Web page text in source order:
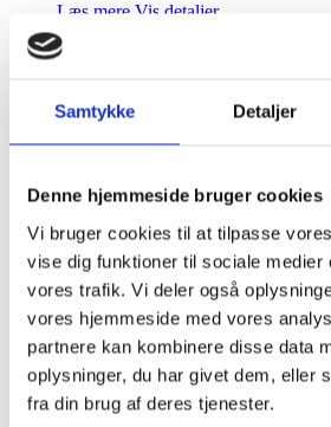
Samtykke Detaljer
Denne hjemmeside bruger cookies
Vi bruger cookies til at tilpasse
vise dig funktioner til sociale medier
vores trafik. Vi deler også
vores hjemmeside med vores
partnere kan kombinere disse data
oplysninger, du har givet dem, eller
fra din brug af deres tjenester.
Læs mere Vis detaljer
langt fra sundhedsprofessionelle
Læs mere Vis detaljer
Oxycodon
Casens formål er ud fra en
beskrive de forskellige perspektiver